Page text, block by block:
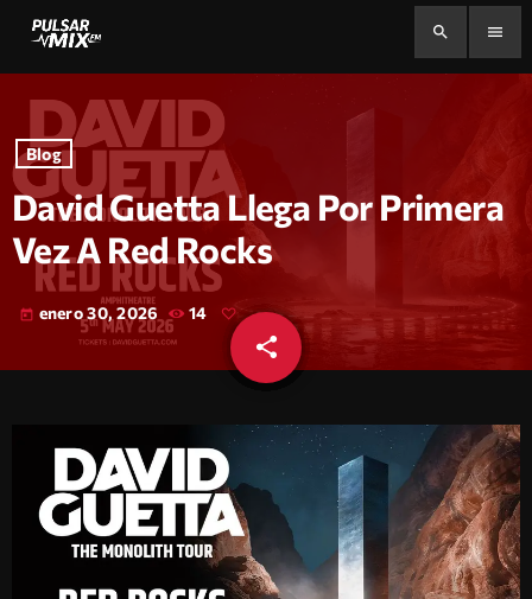
search menu
Blog
David Guetta Llega Por Primera
Vez A Red Rocks
today enero 30, 2026 14
share
email